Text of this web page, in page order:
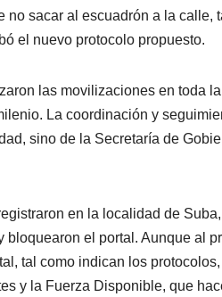
no sacar al escuadrón a la calle,
el nuevo protocolo propuesto.
las movilizaciones en toda
La coordinación y
sino de la Secretaría de
en la localidad de
bloquearon el portal. Aunque al
tal como indican los
y la Fuerza Disponible, que